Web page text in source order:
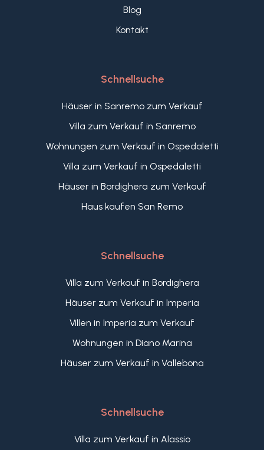
Blog
Kontakt
Schnellsuche
Häuser in Sanremo zum Verkauf
Villa zum Verkauf in Sanremo
Wohnungen zum Verkauf in Ospedaletti
Villa zum Verkauf in Ospedaletti
Häuser in Bordighera zum Verkauf
Haus kaufen San Remo
Schnellsuche
Villa zum Verkauf in Bordighera
Häuser zum Verkauf in Imperia
Villen in Imperia zum Verkauf
Wohnungen in Diano Marina
Häuser zum Verkauf in Vallebona
Schnellsuche
Villa zum Verkauf in Alassio